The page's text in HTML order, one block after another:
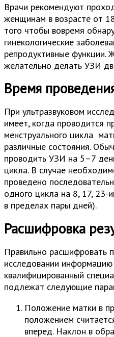
Врачи рекомендуют
женщинам в возрасте от
того чтобы вовремя
гинекологические
репродуктивные функции.
желательно делать УЗИ
Время
При ультразвуковом
имеет, когда проводится
менструального цикла
различные состояния.
проводить УЗИ на 5–7
цикла. В случае
проведено
одного цикла на 8, 17, 23-
в пределах пары дней).
Расшифровка
Правильно расшифровать
исследовании
квалифицированный
подлежат следующие
Положение матки в
положением
вперед. Наклон в